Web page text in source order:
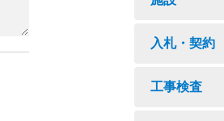
入札・契約
工事検査